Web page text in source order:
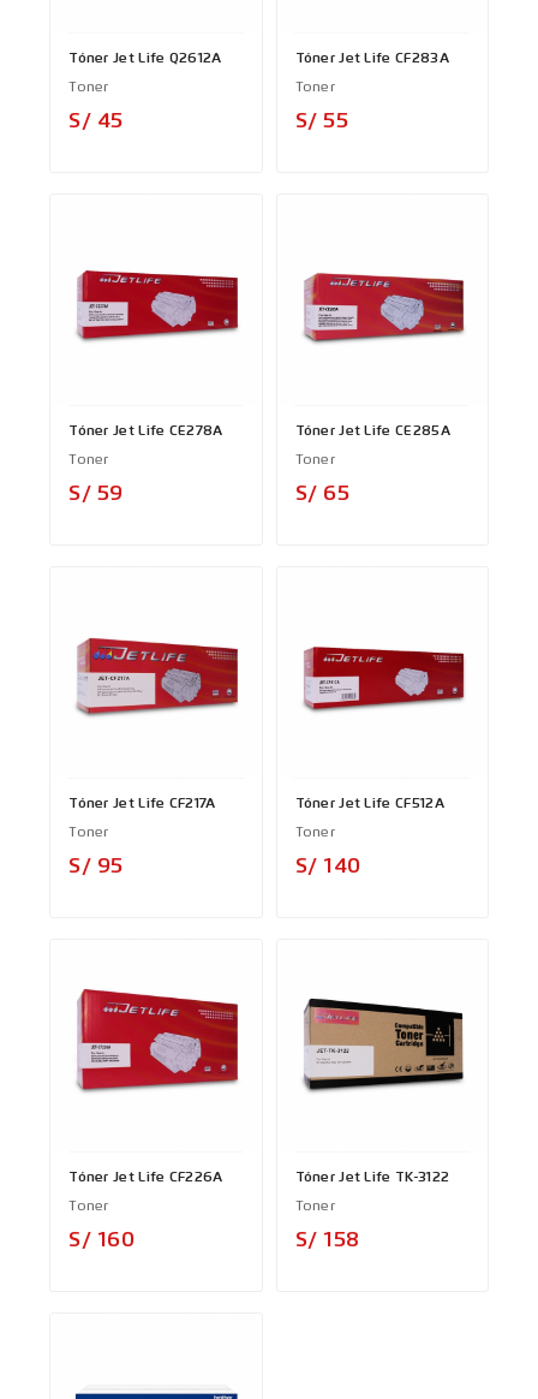
Tóner Jet Life Q2612A
Toner
S/ 45
Tóner Jet Life CF283A
Toner
S/ 55
Tóner Jet Life CE278A
Toner
S/ 59
Tóner Jet Life CE285A
Toner
S/ 65
Tóner Jet Life CF217A
Toner
S/ 95
Tóner Jet Life CF512A
Toner
S/ 140
Tóner Jet Life CF226A
Toner
S/ 160
Tóner Jet Life TK-3122
Toner
S/ 158